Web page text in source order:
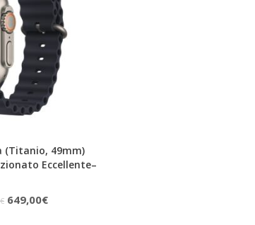
(Titanio, 49mm)
Eccellente–
€ Il
649,00€Il